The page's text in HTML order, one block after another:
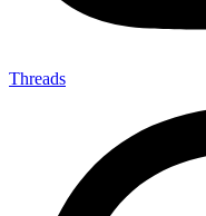
Threads